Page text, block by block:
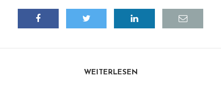
WEITERLESEN